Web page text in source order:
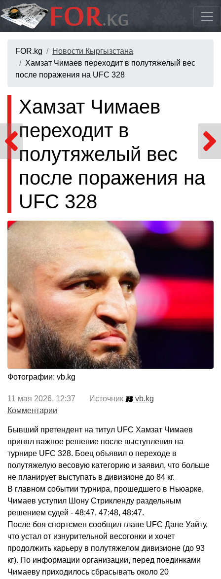
FOR.kg
Новости Кыргызстана
Хамзат Чимаев переходит в полутяжелый вес
после поражения на UFC 328
Хамзат Чимаев
переходит в
полутяжелый вес
после поражения на
UFC 328
Фотографии: vb.kg
11 мая 2026, 12:37 Источник
vb.kg
Комментарии
Бывший претендент на титул UFC Хамзат Чимаев
принял важное решение после выступления на
турнире UFC 328. Боец объявил о переходе в
полутяжелую весовую категорию и заявил, что больше
не планирует выступать в дивизионе до 84 кг.
В главном событии турнира, прошедшего в Ньюарке,
Чимаев уступил Шону Стрикленду раздельным
решением судей - 48:47, 47:48, 48:47.
После боя спортсмен сообщил главе UFC Дане Уайту,
что устал от изнурительной весогонки и хочет
продолжить карьеру в полутяжелом дивизионе (до 93
кг). По информации организации, перед поединками
Чимаеву приходилось сбрасывать около 20